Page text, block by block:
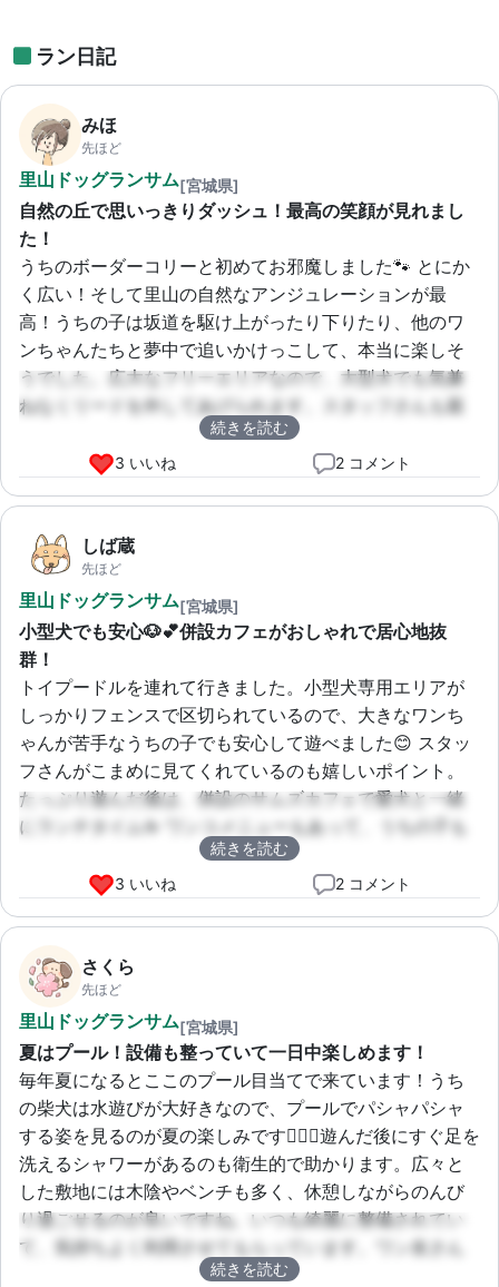
ラン日記
みほ
先ほど
里山ドッグランサム[宮城県]
自然の丘で思いっきりダッシュ！最高の笑顔が見れまし
た！
うちのボーダーコリーと初めてお邪魔しました🐾 とにか
く広い！そして里山の自然なアンジュレーションが最
高！うちの子は坂道を駆け上がったり下りたり、他のワ
ンちゃんたちと夢中で追いかけっこして、本当に楽しそ
うでした。広大なフリーエリアなので、大型犬でも気兼
ねなくリードを外してあげられます。スタッフさんも親
切で、安心して遊ばせることができました。また絶対リ
ピートします！
続きを読む
3 いいね
2 コメント
しば蔵
先ほど
里山ドッグランサム[宮城県]
小型犬でも安心🐶💕併設カフェがおしゃれで居心地抜
群！
トイプードルを連れて行きました。小型犬専用エリアが
しっかりフェンスで区切られているので、大きなワンち
ゃんが苦手なうちの子でも安心して遊べました😊 スタッ
フさんがこまめに見てくれているのも嬉しいポイント。
たっぷり遊んだ後は、併設のサムズカフェで愛犬と一緒
にランチタイム☕️ ワンコメニューもあって、うちの子も
大喜びでした。飼い主もワンコも大満足できる素敵な場
所です💖
続きを読む
3 いいね
2 コメント
さくら
先ほど
里山ドッグランサム[宮城県]
夏はプール！設備も整っていて一日中楽しめます！
毎年夏になるとここのプール目当てで来ています！うち
の柴犬は水遊びが大好きなので、プールでパシャパシャ
する姿を見るのが夏の楽しみです🏊‍♂️✨遊んだ後にすぐ足を
洗えるシャワーがあるのも衛生的で助かります。広々と
した敷地には木陰やベンチも多く、休憩しながらのんび
り過ごせるのが良いですね。いつも綺麗に整備されてい
て、気持ちよく利用させてもらっています。ワン友さん
との交流も楽しいです！続きを読む